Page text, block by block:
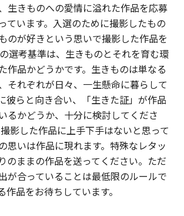
生きものへの愛情に溢れた作品を応募
ています。入選のために撮影したもの
のが好きという思いで撮影した作品を
選考基準は、生きものとそれを育む環
作品かどうかです。生きものは単なる
それぞれが日々、一生懸命に暮らして
彼らと向き合い、「生きた証」が作品
るかどうか、十分に検討してくださ
影した作品に上手下手はないと思って
思いは作品に現れます。特殊なレタッ
のままの作品を送ってください。ただ
が合っていることは最低限のルールで
作品をお待ちしています。